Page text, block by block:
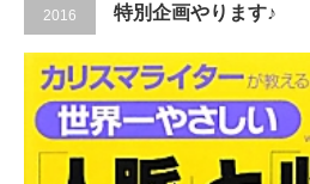
2016
特別企画やります♪